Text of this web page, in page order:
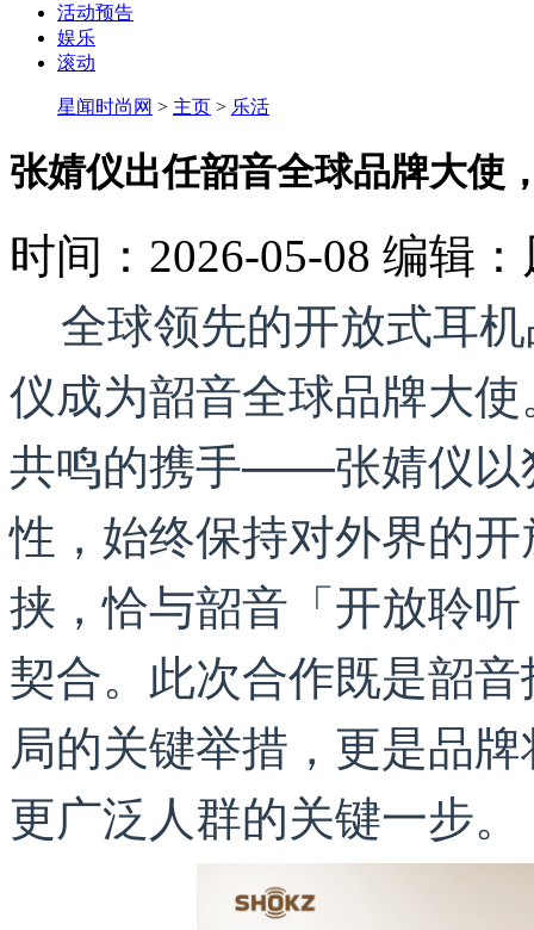
活动预告
娱乐
滚动
星闻时尚网 > 主页 > 乐活
张婧仪出任韶音全球品牌大使
时间：2026-05-08 编辑
全球领先的开放式耳
仪成为韶音全球品牌大
共鸣的携手——张婧仪以
性，始终保持对外界的
挟，恰与韶音「开放聆
契合。此次合作既是韶
局的关键举措，更是品
更广泛人群的关键一步。